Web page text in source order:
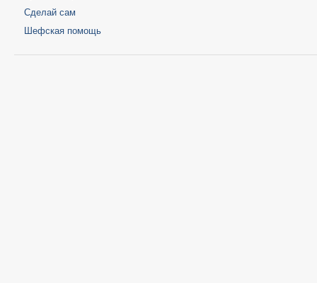
Сделай сам
Шефская помощь